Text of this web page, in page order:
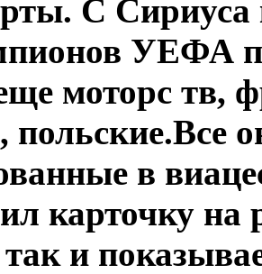
С
УЕФА
моторс тв,
в
карточку
и